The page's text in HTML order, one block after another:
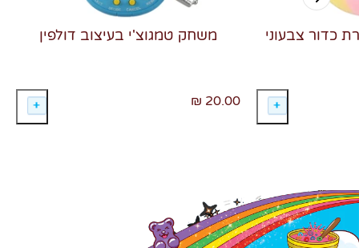
משחק טמגוצ'י בעיצוב דולפין
20.00 ₪
כדור צבעוני